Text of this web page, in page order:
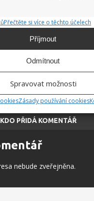
Přečtěte si více o těchto účelech
Příjmout
Odmítnout
Spravovat možnosti
Zásady používání cookies
PŘIDÁ KOMENTÁŘ
nebude zveřejněna.